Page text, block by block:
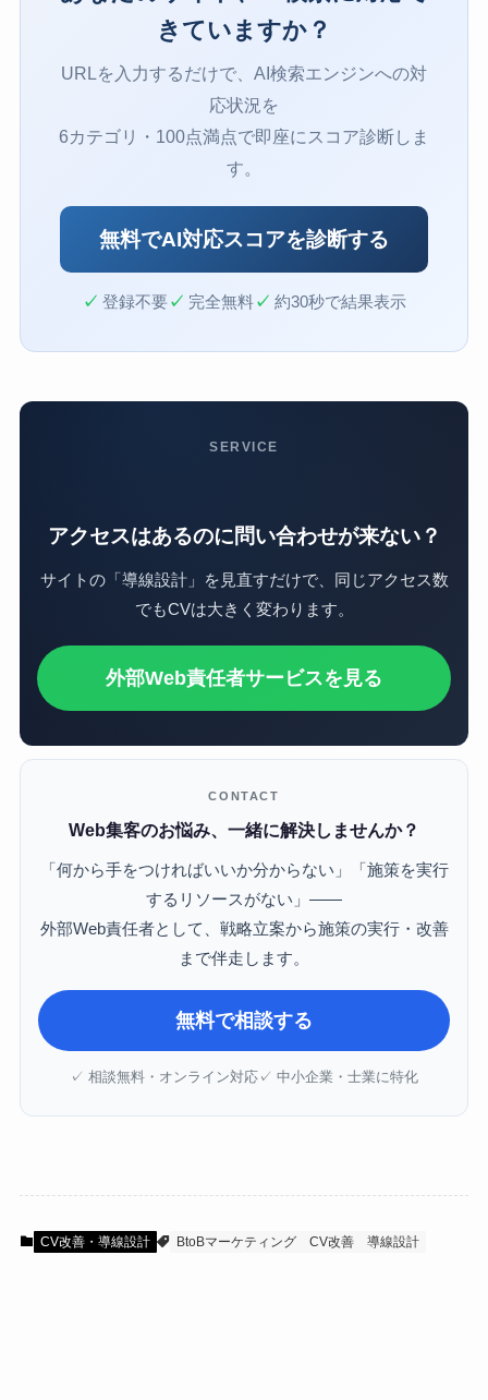
きていますか？
URLを入力するだけで、AI検索エンジンへの対
応状況を
6カテゴリ・100点満点で即座にスコア診断しま
す。
無料でAI対応スコアを診断する
✓ 登録不要✓ 完全無料✓ 約30秒で結果表示
SERVICE
アクセスはあるのに問い合わせが来ない？
サイトの「導線設計」を見直すだけで、同じアクセス数
でもCVは大きく変わります。
外部Web責任者サービスを見る
CONTACT
Web集客のお悩み、一緒に解決しませんか？
「何から手をつければいいか分からない」「施策を実行
するリソースがない」——
外部Web責任者として、戦略立案から施策の実行・改善
まで伴走します。
無料で相談する
✓ 相談無料・オンライン対応 ✓ 中小企業・士業に特化
CV改善・導線設計 BtoBマーケティング CV改善 導線設計